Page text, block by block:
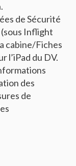
de Sécurité
Inflight
cabine/Fiches
l’iPad du DV.
des
de